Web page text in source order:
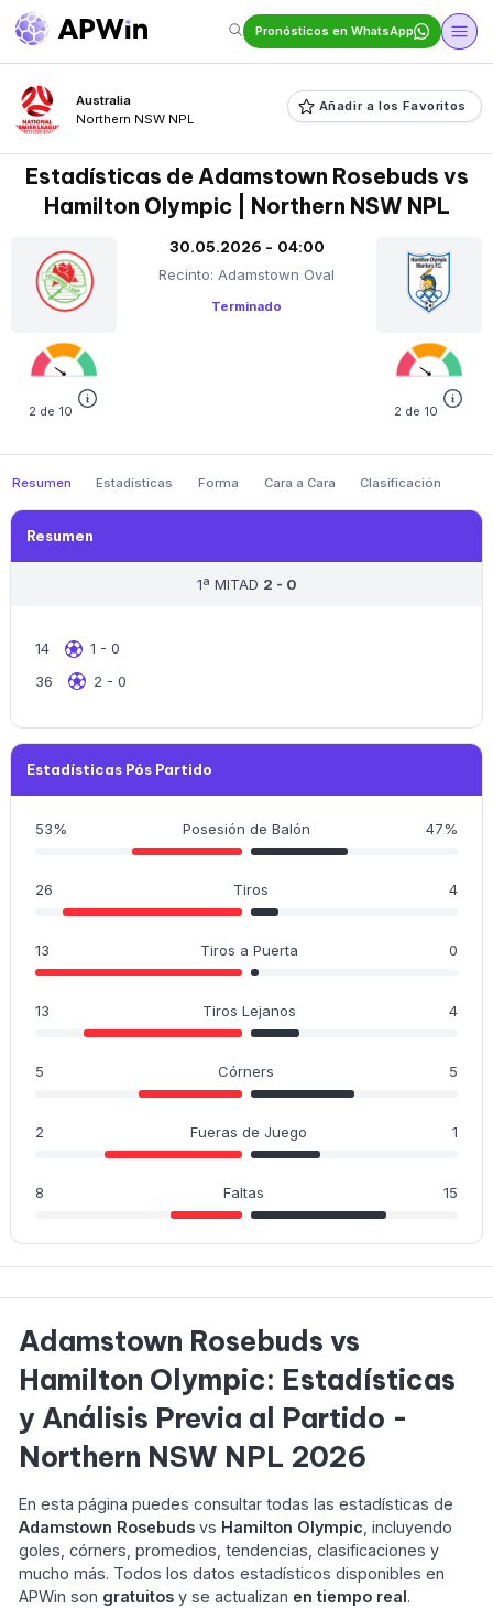
Pronósticos en WhatsApp
Australia
Northern NSW NPL
Añadir a los Favoritos
Estadísticas de Adamstown Rosebuds vs
Hamilton Olympic | Northern NSW NPL
2 de 10
30.05.2026 - 04:00
Recinto: Adamstown Oval
Terminado
2 de 10
Resumen Estadísticas Forma Cara a Cara Clasificación
Resumen
1ª MITAD 2 - 0
14
1 - 0
36
2 - 0
Estadísticas Pós Partido
53% Posesión de Balón 47%
26 Tiros 4
13 Tiros a Puerta 0
13 Tiros Lejanos 4
5 Córners 5
2 Fueras de Juego 1
8 Faltas 15
Adamstown Rosebuds vs
Hamilton Olympic: Estadísticas
y Análisis Previa al Partido -
Northern NSW NPL 2026
En esta página puedes consultar todas las estadísticas de
Adamstown Rosebuds vs Hamilton Olympic , incluyendo
goles, córners, promedios, tendencias, clasificaciones y
mucho más. Todos los datos estadísticos disponibles en
APWin son gratuitos y se actualizan en tiempo real.